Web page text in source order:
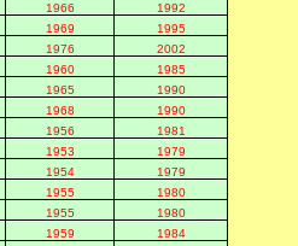
1966
1992
1969
1995
1976
2002
1960
1985
1965
1990
1968
1990
1956
1981
1953
1979
1954
1979
1955
1980
1955
1980
1959
1984